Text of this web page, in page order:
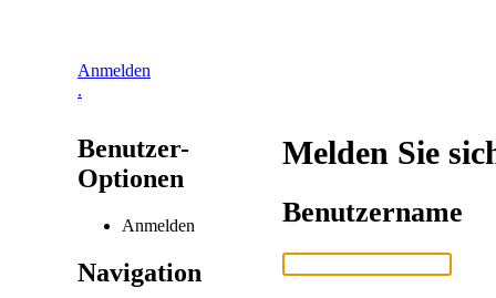
Anmelden
.
Benutzer-
Optionen
Anmelden
Navigation
Melden Sie
Benutzername